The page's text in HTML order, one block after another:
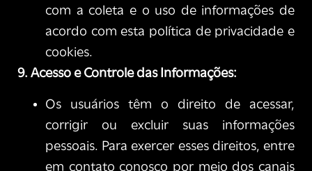
com a coleta e o uso de informações de
acordo com esta política de privacidade e
cookies.
9. Acesso e Controle das Informações:
Os usuários têm o direito de acessar,
corrigir ou excluir suas informações
pessoais. Para exercer esses direitos, entre
em contato conosco por meio dos canais